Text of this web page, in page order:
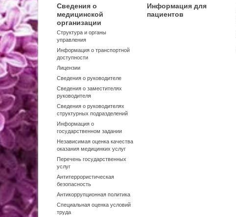
Сведения о
медицинской
организации
Структура и органы
управления
Информация о транспортной
доступности
Лицензии
Сведения о руководителе
Сведения о заместителях
руководителя
Сведения о руководителях
структурных подразделений
Информация о
государственном задании
Независимая оценка качества
оказания медицинких услуг
Перечень государственных
услуг
Антитеррористическая
безопасность
Антикоррупционная политика
Специальная оценка условий
труда
Информация для
пациентов